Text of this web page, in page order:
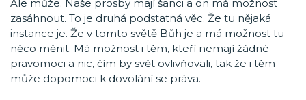
Ale může. Naše prosby mají šanci a on má možnost
zasáhnout. To je druhá podstatná věc. Že tu nějaká
instance je. Že v tomto světě Bůh je a má možnost tu
něco měnit. Má možnost i těm, kteří nemají žádné
pravomoci a nic, čím by svět ovlivňovali, tak že i těm
může dopomoci k dovolání se práva.